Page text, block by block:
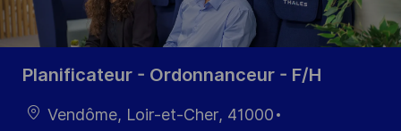
Planificateur - Ordonnanceur - F/H
Ort Vendôme, Loir-et-Cher, 41000